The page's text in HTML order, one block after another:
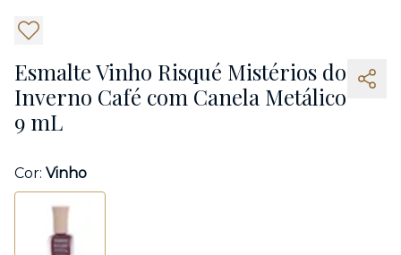
Esmalte Vinho Risqué Mistérios do
Inverno Café com Canela Metálico
9 mL
Cor: Vinho